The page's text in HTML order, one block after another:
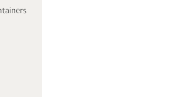
het bodemframe